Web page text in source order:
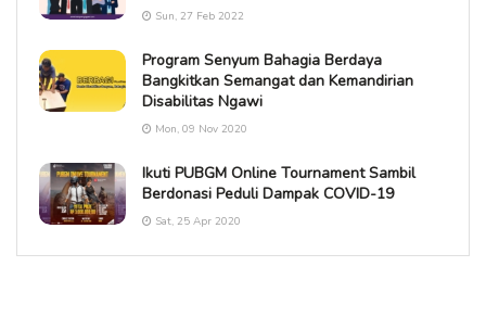
Sun, 27 Feb 2022
Program Senyum Bahagia Berdaya
Bangkitkan Semangat dan Kemandirian
Disabilitas Ngawi
Mon, 09 Nov 2020
Ikuti PUBGM Online Tournament Sambil
Berdonasi Peduli Dampak COVID-19
Sat, 25 Apr 2020